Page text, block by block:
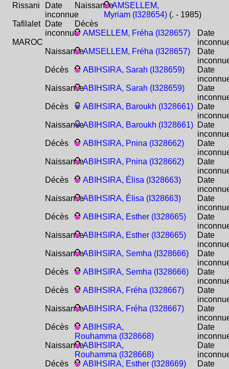
Rissani
Tafilalet
MAROC
Date
inconnue
NaissanceAMSELLEM,
Myriam (I328654) (. - 1985)
Date
inconnue
Décès
AMSELLEM, Fréha (I328657)
Date
NaissanceAMSELLEM, Fréha (I328657)
Date
Décès
ABIHSIRA, Sarah (I328659)
Date
NaissanceABIHSIRA, Sarah (I328659)
Date
Décès
ABIHSIRA, Baroukh (I328661)
Date
NaissanceABIHSIRA, Baroukh (I328661)
Date
Décès
ABIHSIRA, Pnina (I328662)
Date
NaissanceABIHSIRA, Pnina (I328662)
Date
Décès
ABIHSIRA, Élisa (I328663)
Date
NaissanceABIHSIRA, Élisa (I328663)
Date
Décès
ABIHSIRA, Esther (I328665)
Date
NaissanceABIHSIRA, Esther (I328665)
Date
NaissanceABIHSIRA, Semha (I328666)
Date
Décès
ABIHSIRA, Semha (I328666)
Date
Décès
ABIHSIRA, Fréha (I328667)
Date
NaissanceABIHSIRA, Fréha (I328667)
Date
Décès
ABIHSIRA,
Rouhamma (I328668)
Date
NaissanceABIHSIRA,
Rouhamma (I328668)
Date
Décès
ABIHSIRA, Esther (I328669)
Date